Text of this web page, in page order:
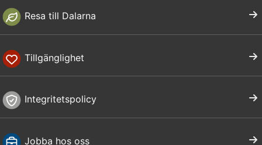
Resa till Dalarna
Tillgänglighet
Integritetspolicy
Jobba hos oss